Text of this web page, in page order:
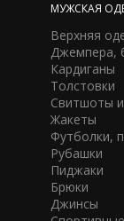
Шапка WH
1 320 руб.
Мужской
МУЖСКАЯ
Верхняя
Джемпера,
Кардиганы
Толстовки
Свитшоты
Жакеты
Футболки,
Рубашки
Пиджаки
Брюки
Джинсы